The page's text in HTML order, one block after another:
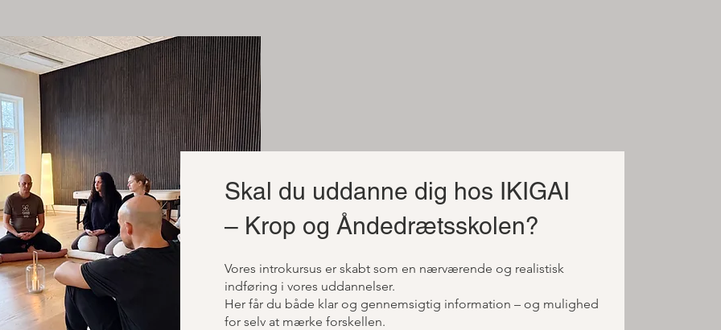
Skal du uddanne dig hos IKIGAI
– Krop og Åndedrætsskolen?
​Vores introkursus er skabt som en nærværende og realistisk
indføring i vores uddannelser.
Her får du både klar og gennemsigtig information – og mulighed
for selv at mærke forskellen.